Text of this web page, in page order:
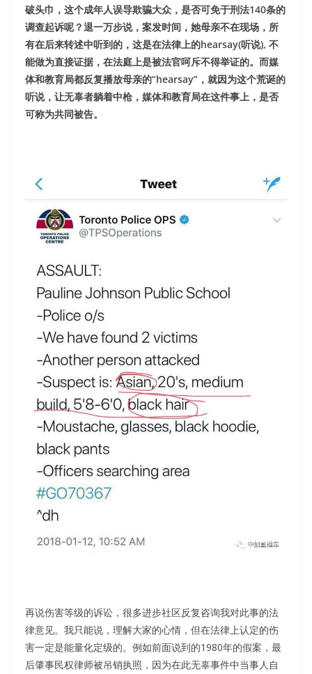
破头巾，这个成年人误导欺骗大众，是否可免于刑法140条的
调查起诉呢？退一万步说，案发时间，她母亲不在现场，所
有在后来转述中听到的，这是在法律上的hearsay(听说), 不
能做为直接证据，在法庭上是被法官呵斥不得举证的。而媒
体和教育局都反复播放母亲的“hearsay”，就因为这个荒诞的
听说，让无辜者躺着中枪，媒体和教育局在这件事上，是否
可称为共同被告。
再说伤害等级的诉讼，很多进步社区反复咨询我对此事的法
律意见。我只能说，理解大家的心情，但在法律上认定的伤
害一定是能量化定级的。例如前面说到的1980年的假案，最
后肇事民权律师被吊销执照，因为在此无辜事件中当事人自